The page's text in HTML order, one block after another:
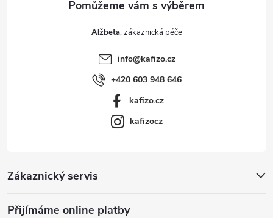
Zákaznický servis
Přijímáme online platby
Alžbeta
info@kafizo.cz
+420 603 948 646
kafizo.cz
kafizocz